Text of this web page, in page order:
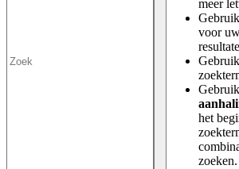
meer
voor
het
zoeken.